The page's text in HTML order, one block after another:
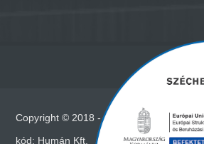
Copyright © 2018 - Minden jog fenntartva
kód: Humán Kft.